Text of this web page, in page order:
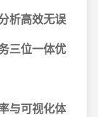
析高效无误
三位一体优
与可视化体